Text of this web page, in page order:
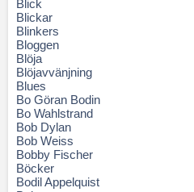
Blick
Blickar
Blinkers
Bloggen
Blöja
Blöjavvänjning
Blues
Bo Göran Bodin
Bo Wahlstrand
Bob Dylan
Bob Weiss
Bobby Fischer
Böcker
Bodil Appelquist